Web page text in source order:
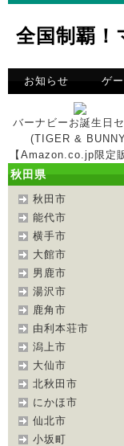
全国制覇！
お知らせ ゲ
バーナビーお誕生日
(TIGER &
【Amazon.co.jp限定
秋田県
秋田市
能代市
横手市
大館市
男鹿市
湯沢市
鹿角市
由利本荘市
潟上市
大仙市
北秋田市
にかほ市
仙北市
小坂町